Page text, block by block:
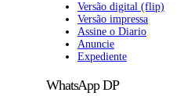
Versão digital (flip)
Versão impressa
Assine o Diario
Anuncie
Expediente
WhatsApp DP